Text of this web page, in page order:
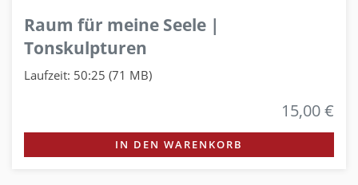
Raum für meine Seele |
Tonskulpturen
Laufzeit: 50:25 (71 MB)
15,00 €
IN DEN WARENKORB